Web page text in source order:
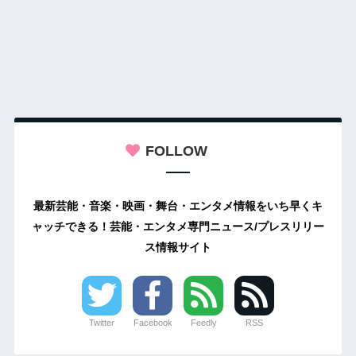
FOLLOW
最新芸能・音楽・映画・舞台・エンタメ情報をいち早くキ
ャッチできる！芸能・エンタメ専門ニュース/プレスリリー
ス情報サイト
Twitter Facebook Feedly RSS